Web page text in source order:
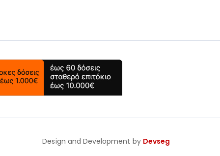
Design and Development by Devseg